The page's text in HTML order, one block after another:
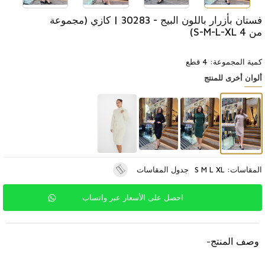
فستان بأزرار باللون البيج - 30283 | كازي (مجموعة
من 4 S-M-L-XL)
كمية المجموعة: 4 قطع
ألوان أخرى للمنتج
المقاسات: S M L XL جدول المقاسات
احصل على الأسعار عبر واتساب
وصف المنتج-